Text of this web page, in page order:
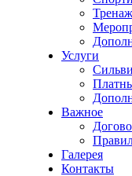
Услуги
Важное
Галерея
Контакты